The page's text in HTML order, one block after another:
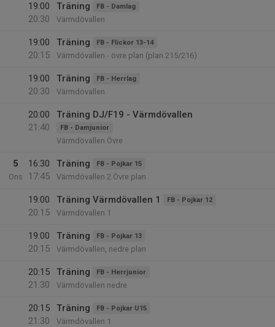
19:00
20:30
Träning FB - Damlag
Värmdövallen
19:00
20:15
Träning FB - Flickor 13-14
Värmdövallen - övre plan (plan 215/216)
19:00
20:30
Träning FB - Herrlag
Värmdövallen
20:00
21:40
Träning DJ/F19 - Värmdövallen
FB - Damjunior
Värmdövallen Övre
5
Ons
16:30
17:45
Träning FB - Pojkar 15
Värmdövallen 2 Övre plan
19:00
20:15
Träning Värmdövallen 1 FB - Pojkar 12
Värmdövallen 1
19:00
20:15
Träning FB - Pojkar 13
Värmdövallen, nedre plan
20:15
21:30
Träning FB - Herrjunior
Värmdövallen nedre
20:15
21:30
Träning FB - Pojkar U15
Värmdövallen 1